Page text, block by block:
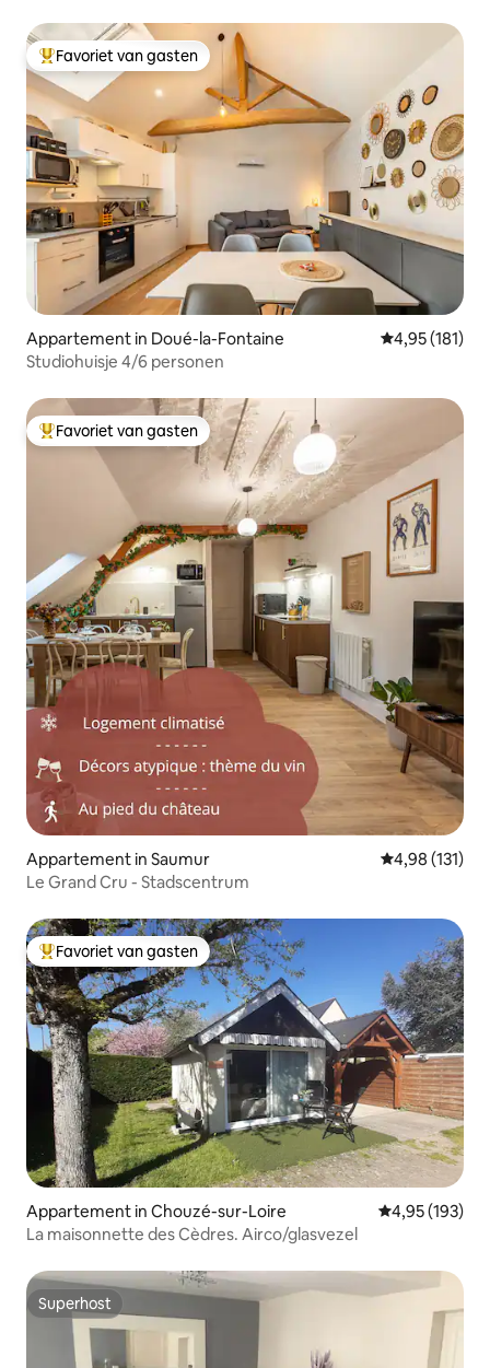
Topfavoriet van gasten
Favoriet van gasten
Appartement in Doué-la-Fontaine Gemiddelde
4,95 (181)
Studiohuisje 4/6 personen
Topfavoriet van gasten
Favoriet van gasten
Appartement in Saumur Gemiddelde
4,98 (131)
Le Grand Cru - Stadscentrum
Topfavoriet van gasten
Favoriet van gasten
Appartement in Chouzé-sur-Loire Gemiddelde
4,95 (193)
La maisonnette des Cèdres. Airco/glasvezel
Superhost
Superhost